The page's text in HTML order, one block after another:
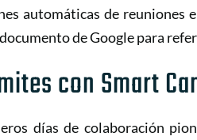
automáticas de reuniones
de Google para
con Smart
días de colaboración